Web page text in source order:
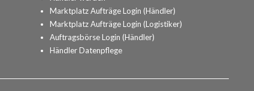
Marktplatz Aufträge Login (Händler)
Marktplatz Aufträge Login (Logistiker)
Auftragsbörse Login (Händler)
Händler Datenpflege